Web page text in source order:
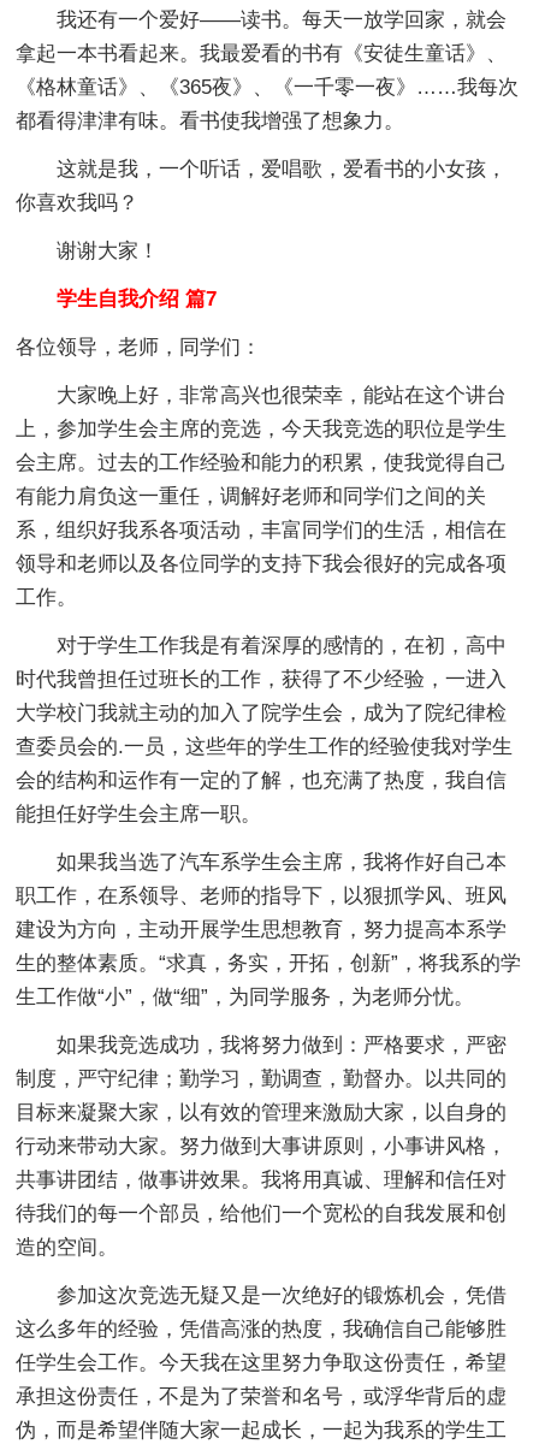
我还有一个爱好——读书。每天一放学回家，就会
拿起一本书看起来。我最爱看的书有《安徒生童话》、
《格林童话》、《365夜》、《一千零一夜》……我每次
都看得津津有味。看书使我增强了想象力。
这就是我，一个听话，爱唱歌，爱看书的小女孩，
你喜欢我吗？
谢谢大家！
学生自我介绍 篇7
各位领导，老师，同学们：
大家晚上好，非常高兴也很荣幸，能站在这个讲台
上，参加学生会主席的竞选，今天我竞选的职位是学生
会主席。过去的工作经验和能力的积累，使我觉得自己
有能力肩负这一重任，调解好老师和同学们之间的关
系，组织好我系各项活动，丰富同学们的生活，相信在
领导和老师以及各位同学的支持下我会很好的完成各项
工作。
对于学生工作我是有着深厚的感情的，在初，高中
时代我曾担任过班长的工作，获得了不少经验，一进入
大学校门我就主动的加入了院学生会，成为了院纪律检
查委员会的.一员，这些年的学生工作的经验使我对学生
会的结构和运作有一定的了解，也充满了热度，我自信
能担任好学生会主席一职。
如果我当选了汽车系学生会主席，我将作好自己本
职工作，在系领导、老师的指导下，以狠抓学风、班风
建设为方向，主动开展学生思想教育，努力提高本系学
生的整体素质。“求真，务实，开拓，创新”，将我系的学
生工作做“小”，做“细”，为同学服务，为老师分忧。
如果我竞选成功，我将努力做到：严格要求，严密
制度，严守纪律；勤学习，勤调查，勤督办。以共同的
目标来凝聚大家，以有效的管理来激励大家，以自身的
行动来带动大家。努力做到大事讲原则，小事讲风格，
共事讲团结，做事讲效果。我将用真诚、理解和信任对
待我们的每一个部员，给他们一个宽松的自我发展和创
造的空间。
参加这次竞选无疑又是一次绝好的锻炼机会，凭借
这么多年的经验，凭借高涨的热度，我确信自己能够胜
任学生会工作。今天我在这里努力争取这份责任，希望
承担这份责任，不是为了荣誉和名号，或浮华背后的虚
伪，而是希望伴随大家一起成长，一起为我系的学生工